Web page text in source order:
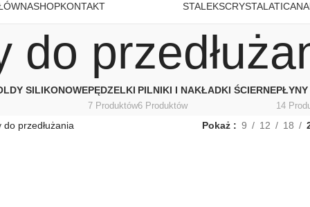
SHOPKONTAKT STALEKSCRYSTAL ATICA
do
SILIKONOWEPĘDZELKI
7 Produktów
PILNIKI I NAKŁADKI ŚCIERNE
6 Produktów
PŁYNY
14
do przedłużania Pokaż 9 12 18